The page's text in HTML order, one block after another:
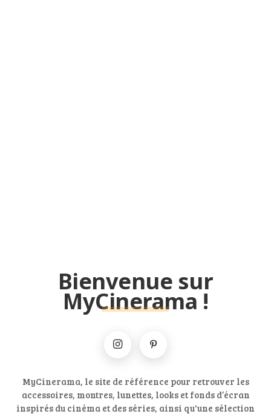
Bienvenue sur
MyCinerama !
MyCinerama, le site de référence pour retrouver les
accessoires, montres, lunettes, looks et fonds d’écran
inspirés du cinéma et des séries, ainsi qu'une sélection